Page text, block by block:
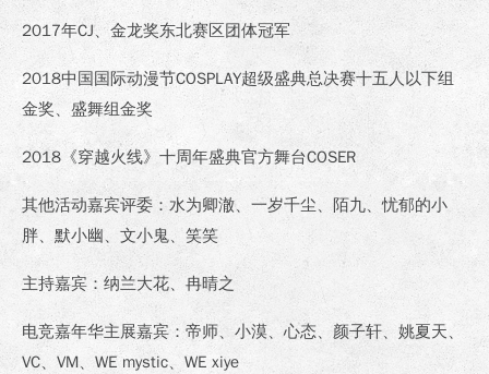
2017年CJ、金龙奖东北赛区团体冠军
2018中国国际动漫节COSPLAY超级盛典总决赛十五人以下组
金奖、盛舞组金奖
2018《穿越火线》十周年盛典官方舞台COSER
其他活动嘉宾评委：水为卿澈、一岁千尘、陌九、忧郁的小
胖、默小幽、文小鬼、笑笑
主持嘉宾：纳兰大花、冉晴之
电竞嘉年华主展嘉宾：帝师、小漠、心态、颜子轩、姚夏天、
VC、VM、WE mystic、WE xiye